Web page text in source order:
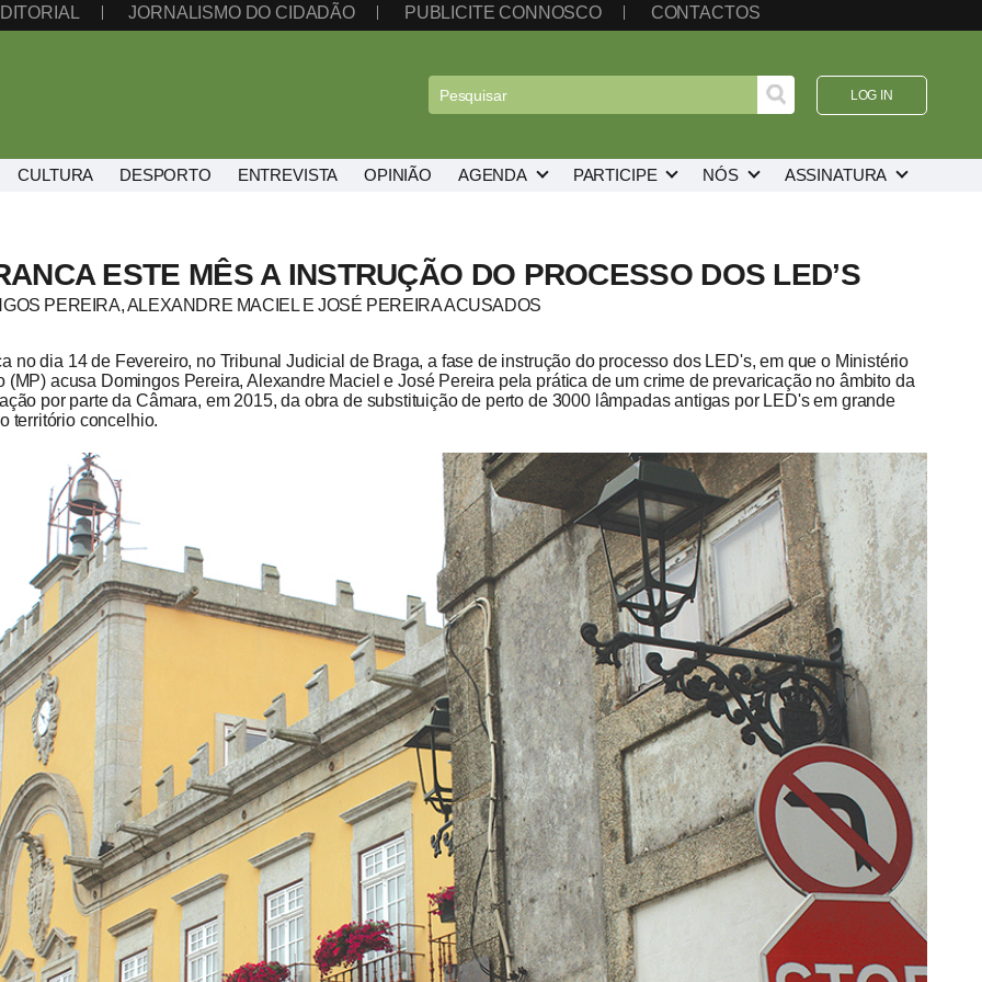
JORNALISMO DO CIDADÃO PUBLICITE CONNOSCO CONTACTOS
LOG IN
CULTURA DESPORTO ENTREVISTA
OPINIÃO
ESTE MÊS A INSTRUÇÃO DO PROCESSO DOS LED’S
PEREIRA, ALEXANDRE MACIEL E JOSÉ PEREIRA ACUSADOS
no dia 14 de Fevereiro, no Tribunal Judicial de Braga, a fase de instrução do processo dos LED's, em que o Ministério
(MP) acusa Domingos Pereira, Alexandre Maciel e José Pereira pela prática de um crime de prevaricação no âmbito da
por parte da Câmara, em 2015, da obra de substituição de perto de 3000 lâmpadas antigas por LED's em grande
território concelhio.